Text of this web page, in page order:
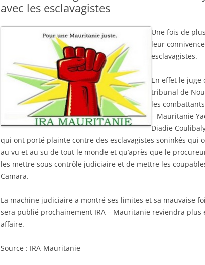
avec les esclavagistes
Une fois de
leur
esclavagistes.
En effet le juge
tribunal de
les
– Mauritanie
Diadie
qui ont porté plainte contre des esclavagistes soninkés qui
au vu et au su de tout le monde et qu’après que le
les mettre sous contrôle judiciaire et de mettre les
Camara.
La machine judiciaire a montré ses limites et sa mauvaise
sera publié prochainement IRA – Mauritanie reviendra
affaire.
Source : IRA-Mauritanie